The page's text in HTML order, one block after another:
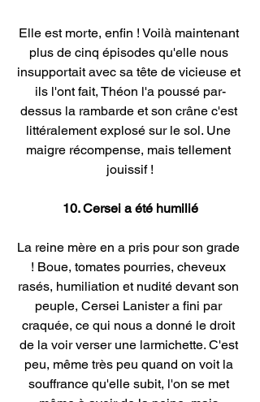
Elle est morte, enfin ! Voilà maintenant
plus de cinq épisodes qu'elle nous
insupportait avec sa tête de vicieuse et
ils l'ont fait, Théon l'a poussé par-
dessus la rambarde et son crâne c'est
littéralement explosé sur le sol. Une
maigre récompense, mais tellement
jouissif !
10. Cersei a été humilié
La reine mère en a pris pour son grade
! Boue, tomates pourries, cheveux
rasés, humiliation et nudité devant son
peuple, Cersei Lanister a fini par
craquée, ce qui nous a donné le droit
de la voir verser une larmichette. C'est
peu, même très peu quand on voit la
souffrance qu'elle subit, l'on se met